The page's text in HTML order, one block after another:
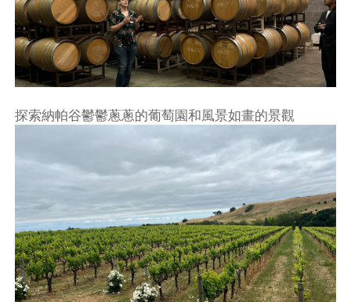
探索納帕谷鬱鬱蔥蔥的葡萄園和風景如畫的景觀